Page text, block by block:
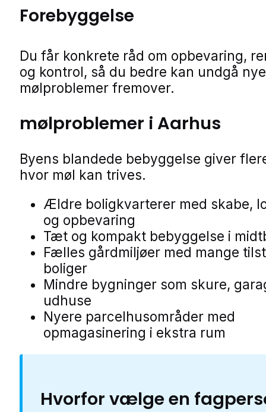
Forebyggelse
Du får konkrete råd om opbevaring,
og kontrol, så du bedre kan undgå nye
mølproblemer fremover.
mølproblemer i Aarhus
Byens blandede bebyggelse giver
hvor møl kan trives.
Ældre boligkvarterer med skabe,
og opbevaring
Tæt og kompakt bebyggelse i
Fælles gårdmiljøer med mange
boliger
Mindre bygninger som skure,
udhuse
Nyere parcelhusområder med
opmagasinering i ekstra rum
Hvorfor vælge en